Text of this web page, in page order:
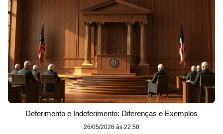
Deferimento e Indeferimento: Diferenças e Exemplos
26/05/2026 às 22:58